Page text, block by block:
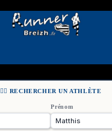
🏃‍♂️ RECHERCHER UN ATHLÈTE
Prénom